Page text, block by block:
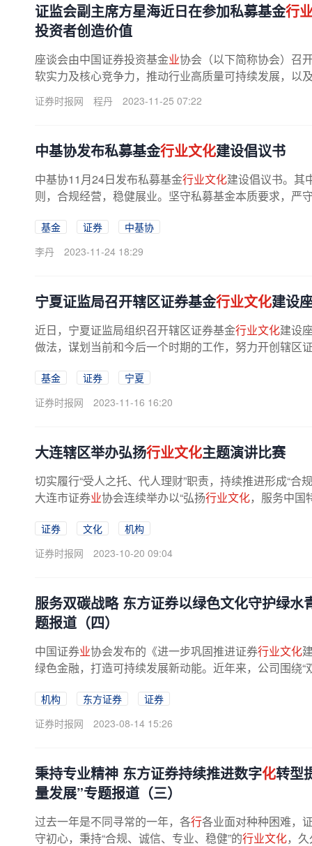
证监会副主席方星海近日在参加私募基金行
投资者创造价值
座谈会由中国证券投资基金业协会（以下简称协会）召
软实力及核心竞争力，推动行业高质量可持续发展，以
证券时报网 程丹 2023-11-25 07:22
中基协发布私募基金行业文化建设倡议书
中基协11月24日发布私募基金行业文化建设倡议书。其
则，合规经营，稳健展业。坚守私募基金本质要求，严
基金 证券
中基协
李丹
2023-11-24 18:29
宁夏证监局召开辖区证券基金行业文化建设
近日，宁夏证监局组织召开辖区证券基金行业文化建设
做法，谋划当前和今后一个时期的工作，努力开创辖区
基金 证券
宁夏
证券时报网
2023-11-16 16:20
大连辖区举办弘扬行业文化主题演讲比赛
切实履行“受人之托、代人理财”职责，持续推进形成“合
大连市证券业协会连续举办以“弘扬行业文化，服务中国
证券 文化
机构
证券时报网
2023-10-20 09:04
服务双碳战略 东方证券以绿色文化守护绿
题报道（四）
中国证券业协会发布的《进一步巩固推进证券行业文化
绿色金融，打造可持续发展新动能。近年来，公司围绕
机构 东方证券
证券
证券时报网
2023-08-14 15:26
秉持专业精神 东方证券持续推进数字化转型
量发展”专题报道（三）
过去一年是不同寻常的一年，各行各业面对种种困难，
守初心，秉持“合规、诚信、专业、稳健”的行业文化，